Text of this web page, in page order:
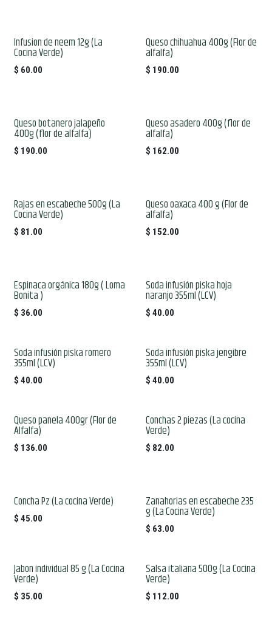
Infusion de neem 12g (La
Cocina Verde)
$ 60.00
Queso chihuahua 400g (Flor de
alfalfa)
$ 190.00
Queso botanero jalapeño
400g (flor de alfalfa)
$ 190.00
Queso asadero 400g (flor de
alfalfa)
$ 162.00
Rajas en escabeche 500g (La
Cocina Verde)
$ 81.00
Queso oaxaca 400 g (Flor de
alfalfa)
$ 152.00
Espinaca orgánica 180g ( Loma
Bonita )
$ 36.00
Soda infusión piska hoja
naranjo 355ml (LCV)
$ 40.00
Soda infusión piska romero
355ml (LCV)
$ 40.00
Soda infusión piska jengibre
355ml (LCV)
$ 40.00
Queso panela 400gr (Flor de
Alfalfa)
$ 136.00
Conchas 2 piezas (La cocina
Verde)
$ 82.00
Concha Pz (La cocina Verde)
$ 45.00
Zanahorias en escabeche 235
g (La Cocina Verde)
$ 63.00
Jabon individual 85 g (La Cocina
Verde)
$ 35.00
Salsa italiana 500g (La Cocina
Verde)
$ 112.00